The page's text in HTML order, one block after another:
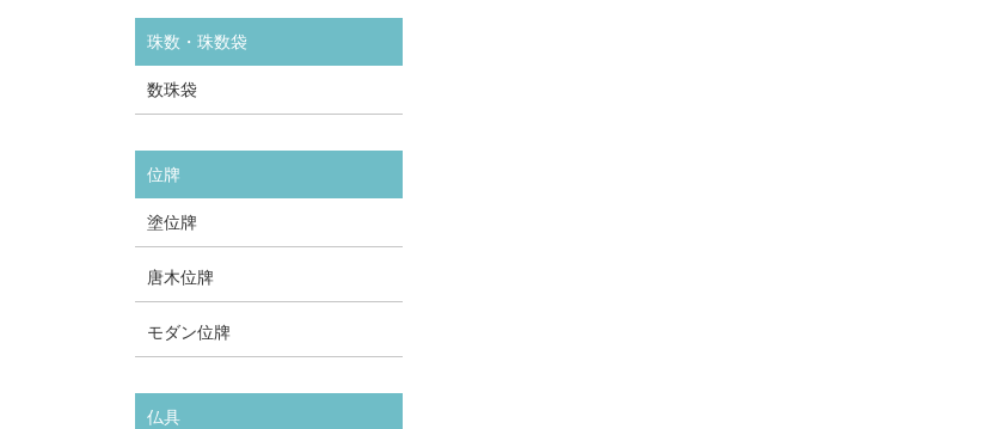
珠数・珠数袋
数珠袋
位牌
塗位牌
唐木位牌
モダン位牌
仏具